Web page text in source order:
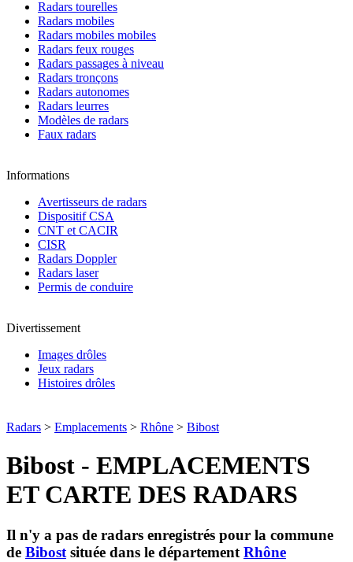
Radars tourelles
Radars mobiles
Radars mobiles mobiles
Radars feux rouges
Radars passages à niveau
Radars tronçons
Radars autonomes
Radars leurres
Modèles de radars
Faux radars
Informations
Avertisseurs de radars
Dispositif CSA
CNT et CACIR
CISR
Radars Doppler
Radars laser
Permis de conduire
Divertissement
Images drôles
Jeux radars
Histoires drôles
Radars > Emplacements > Rhône > Bibost
Bibost - EMPLACEMENTS
ET CARTE DES RADARS
Il n'y a pas de radars enregistrés pour la commune
de Bibost située dans le département Rhône